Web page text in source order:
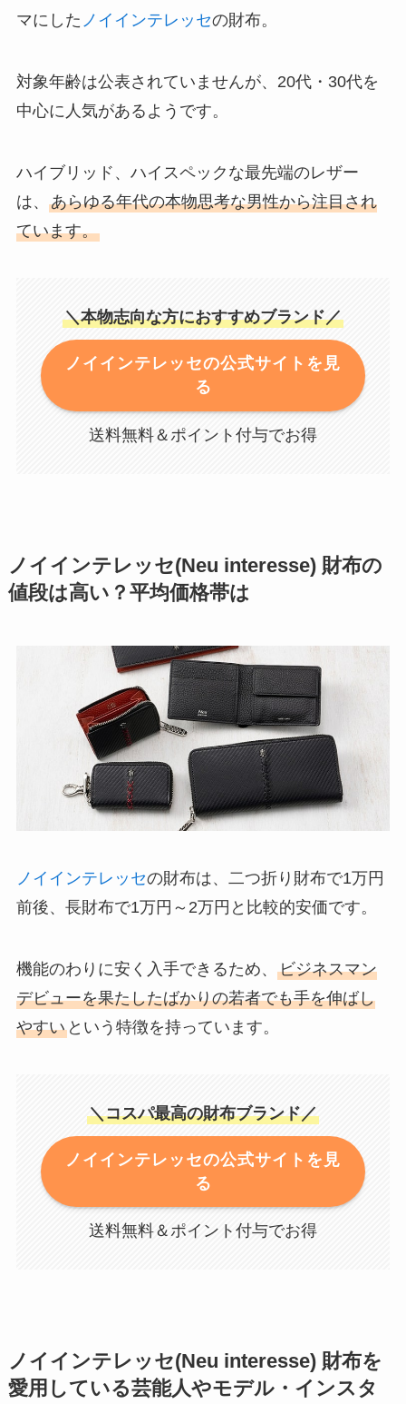
マにした ノイインテレッセの財布。
対象年齢は公表されていませんが、20代・30代を
中心に人気があるようです。
ハイブリッド、ハイスペックな最先端のレザー
は、 あらゆる年代の本物思考な男性から注目され
ています。
＼本物志向な方におすすめブランド／
ノイインテレッセの公式サイトを見
る
送料無料＆ポイント付与でお得
ノイインテレッセ(Neu interesse) 財布の
値段は高い？平均価格帯は
ノイインテレッセの財布は、二つ折り財布で1万円
前後、長財布で1万円～2万円と比較的安価です。
機能のわりに安く入手できるため、 ビジネスマン
デビューを果たしたばかりの若者でも手を伸ばし
やすいという特徴を持っています。
＼コスパ最高の財布ブランド／
ノイインテレッセの公式サイトを見
る
送料無料＆ポイント付与でお得
ノイインテレッセ(Neu interesse) 財布を
愛用している芸能人やモデル・インスタ